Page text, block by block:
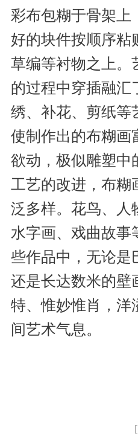
彩布包糊于骨架上
好的块件按顺序粘
草编等衬物之上。
的过程中穿插融汇
绣、补花、剪纸等
使制作出的布糊画
欲动，极似雕塑中
工艺的改进，布糊
泛多样。花鸟、人
水字画、戏曲故事
些作品中，无论是
还是长达数米的壁
特、惟妙惟肖，洋
间艺术气息。